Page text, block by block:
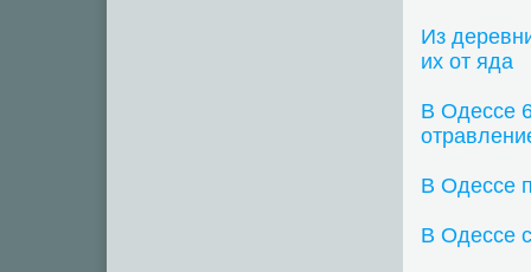
Из
их от яда
В Одессе
В Одессе
В Одессе